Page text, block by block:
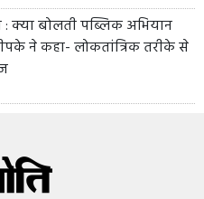
: क्या बोलती पब्लिक अभियान
ने कहा- लोकतांत्रिक तरीके से